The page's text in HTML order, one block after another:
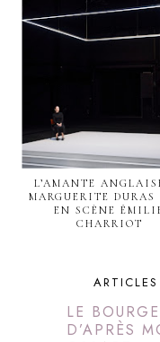
L’AMANTE
MARGUERITE DURAS
EN SCÈNE
CHARRIOT
LE
D’APRÈS